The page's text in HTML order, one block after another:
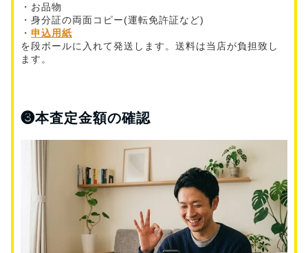
・お品物
・身分証の両面コピー(運転免許証など)
・ 申込用紙
を段ボールに入れて発送します。送料は当店が負担致し
ます。
❸本査定金額の確認